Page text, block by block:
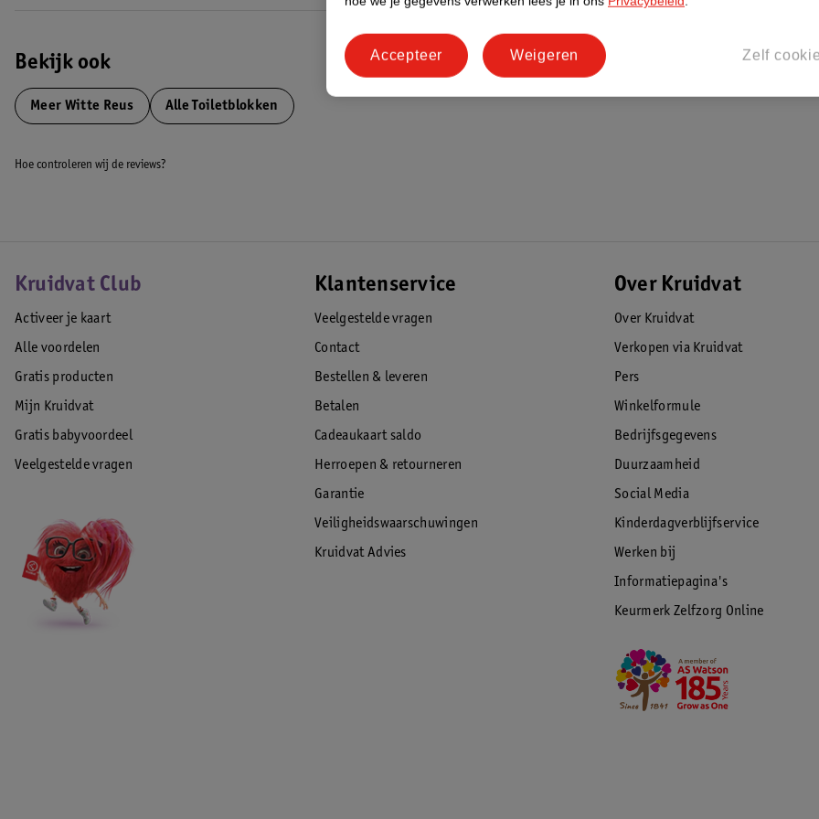
Bekijk ook
Meer Witte Reus Alle Toiletblokken
Hoe controleren wij de reviews?
Kruidvat Club
Activeer je kaart
Alle voordelen
Gratis producten
Mijn Kruidvat
Gratis babyvoordeel
Veelgestelde vragen
Klantenservice
Veelgestelde vragen
Contact
Bestellen & leveren
Betalen
Cadeaukaart saldo
Herroepen & retourneren
Garantie
Veiligheidswaarschuwingen
Kruidvat Advies
Over Kruidvat
Over Kruidvat
Verkopen via Kruidvat
Pers
Winkelformule
Bedrijfsgegevens
Duurzaamheid
Social Media
Kinderdagverblijfservice
Werken bij
Informatiepagina's
Keurmerk Zelfzorg Online
Zelf
Weigeren
Accepteer